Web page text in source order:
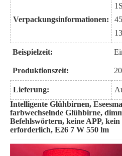
Verpackungsinformationen:
1
13
Beispielzeit:
Produktionszeit:
Lieferung:
Intelligente Glühbirnen,
farbwechselnde Glühbirne,
Befehlswörtern, keine APP,
erforderlich, E26 7 W 550 lm